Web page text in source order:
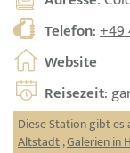
Telefon:+49
Website
Reisezeit:
Diese Station gibt es
Altstadt,Galerien in